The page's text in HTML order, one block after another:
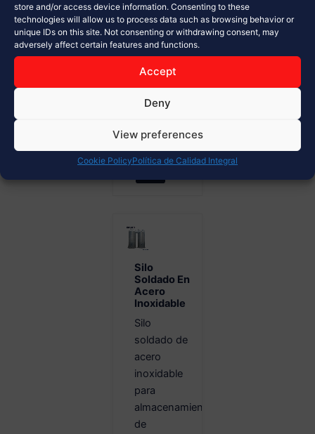
store and/or access device information. Consenting to these
technologies will allow us to process data such as browsing behavior or
unique IDs on this site. Not consenting or withdrawing consent, may
adversely affect certain features and functions.
Accept
Deny
View preferences
Cookie PolicyPolítica de Calidad Integral
de
materiales a
granel
Diseño
modular y
alta
resistencia...
Ver Más
Silo
Soldado En
Acero
Inoxidable
Silo
soldado de
acero
inoxidable
para
almacenamiento
de